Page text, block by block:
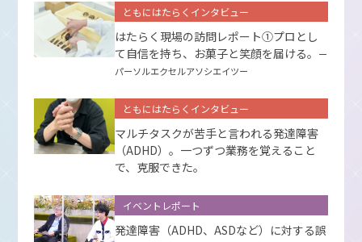
ともにはたらくインタビュー
はたらく現場の訪問レポート①プロとし
て⾃信を持ち、お菓⼦と笑顔を届ける。
ー
パーソルエクセルアソシエイツー
ともにはたらくインタビュー
マルチタスクが苦手と言われる発達障害
（ADHD）。一つずつ業務を覚えること
で、克服できた。
イベントレポート
発達障害（ADHD、ASDなど）に対する誤